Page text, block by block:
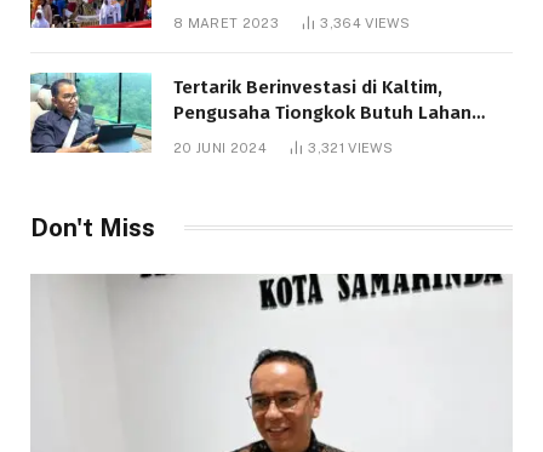
8 MARET 2023 3,364VIEWS
Tertarik Berinvestasi di Kaltim,
Pengusaha Tiongkok Butuh Lahan
1.000 Hektare
20 JUNI 2024 3,321VIEWS
Don't Miss